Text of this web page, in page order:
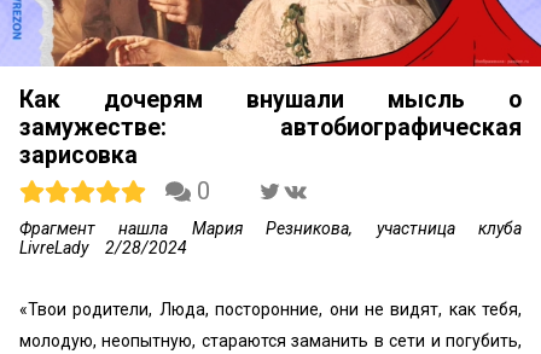
Как дочерям внушали мысль о
замужестве: автобиографическая
зарисовка
0
Фрагмент нашла Мария Резникова, участница клуба
LivreLady
2/28/2024
«Твои родители, Люда, посторонние, они не видят, как тебя,
молодую, неопытную, стараются заманить в сети и погубить,